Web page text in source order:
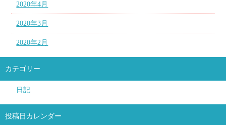
2020年4月
2020年3月
2020年2月
カテゴリー
日記
投稿日カレンダー